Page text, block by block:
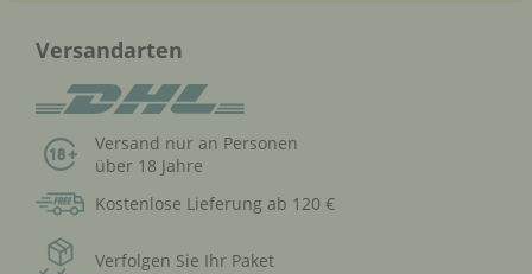
Versandarten
Versand nur an Personen
über 18 Jahre
Kostenlose Lieferung ab 120 €
Verfolgen Sie Ihr Paket